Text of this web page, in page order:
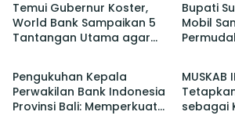
Krama
Temui Gubernur Koster,
World Bank Sampaikan 5
Tantangan Utama agar
Bupati
Mobil
Berita
Pengukuhan Kepala
Perwakilan Bank Indonesia
Provinsi Bali: Memperkuat
Berita
MUSKAB
sebagai
Berita Berita